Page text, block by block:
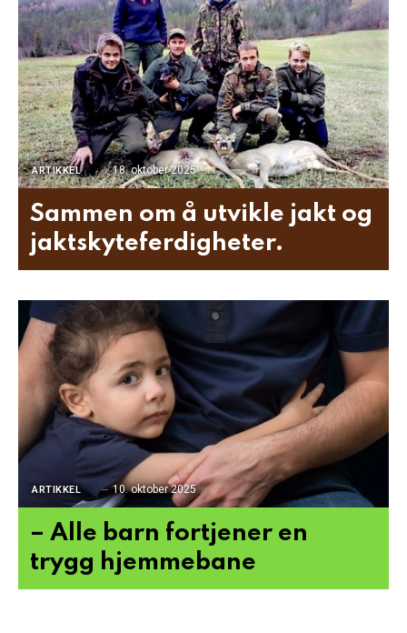
ARTIKKEL 18. oktober 2025
Sammen om å utvikle jakt og
jaktskyteferdigheter.
ARTIKKEL 10. oktober 2025
– Alle barn fortjener en
trygg hjemmebane